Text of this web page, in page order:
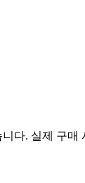
다. 실제 구매